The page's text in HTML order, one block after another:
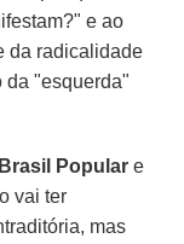
e ao
da radicalidade
da "esquerda"
Brasil Popular e
vai ter
mas